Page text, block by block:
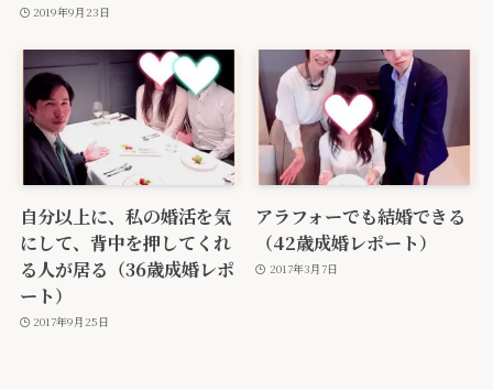
2019年9月23日
自分以上に、私の婚活を気
にして、背中を押してくれ
る人が居る（36歳成婚レポ
ート）
2017年9月25日
アラフォーでも結婚できる
（42歳成婚レポート）
2017年3月7日